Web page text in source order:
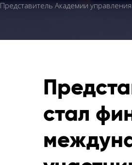
Представитель Академии
стал